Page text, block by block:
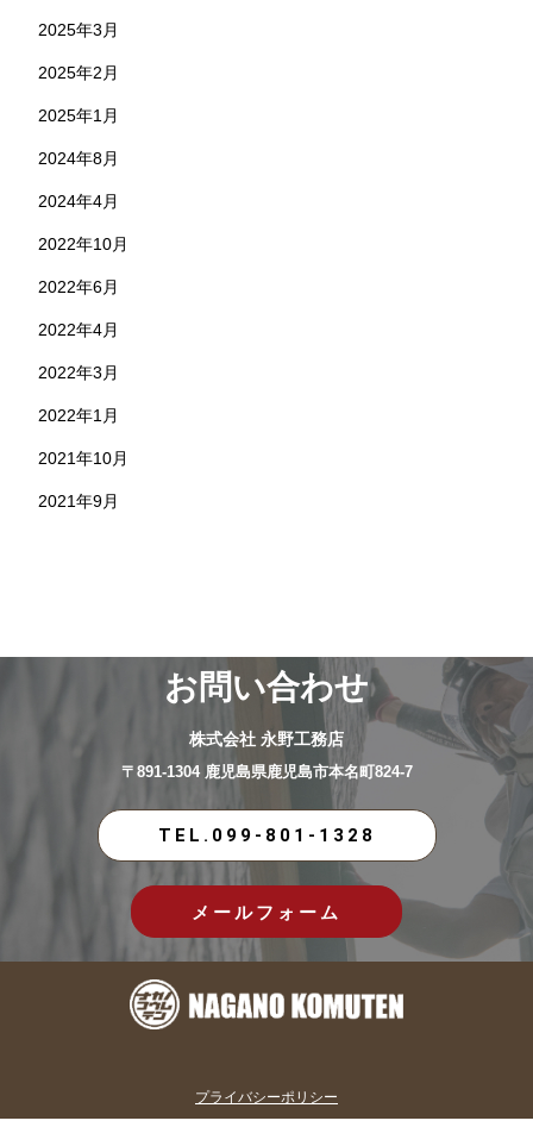
2025年3月
2025年2月
2025年1月
2024年8月
2024年4月
2022年10月
2022年6月
2022年4月
2022年3月
2022年1月
2021年10月
2021年9月
お問い合わせ
株式会社 永野工務店
〒891-1304 鹿児島県鹿児島市本名町824-7
TEL.099-801-1328
メールフォーム
プライバシーポリシー